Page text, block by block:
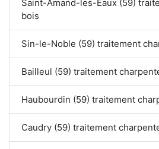
Saint-Amand-les-Eaux (59)
bois
Sin-le-Noble (59) traitement
Bailleul (59) traitement
Haubourdin (59) traitement
Caudry (59) traitement